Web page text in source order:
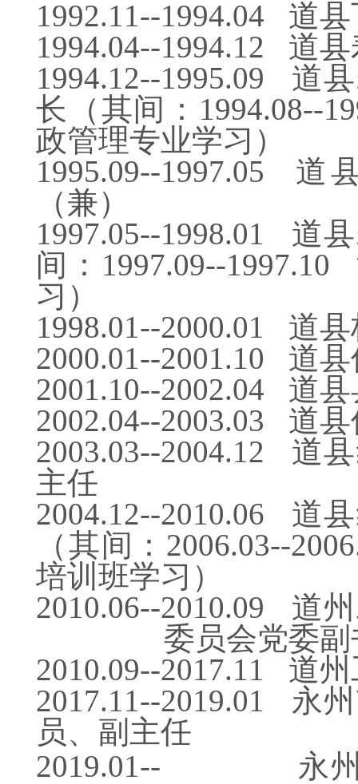
1992.11--1994.04 道
1994.04--1994.12 道
1994.12--1995.09 道
长（其间：1994.08--
政管理专业学习）
1995.09--1997.05
（兼）
1997.05--1998.01 道
间：1997.09--
习）
1998.01--2000.01 道
2000.01--2001.10 道
2001.10--2002.04 道
2002.04--2003.03 道
2003.03--2004.12 道
主任
2004.12--2010.06 道
（其间：2006.03--
培训班学习）
2010.06--2010.09 道
委员会党委
2010.09--2017.11 道
2017.11--2019.01 永
员、副主任
2019.01-- 永州市